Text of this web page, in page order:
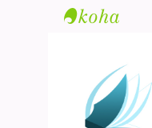
Agamenon
Magalhães